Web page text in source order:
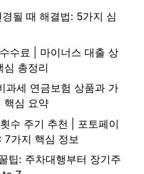
될 때 해결법: 5가지 심
수료 | 마이너스 대출 상
심 총정리
과세 연금보험 상품과 가
핵심 요약
수 주기 추천 | 포토페이
가지 핵심 정보
팁: 주차대행부터 장기주